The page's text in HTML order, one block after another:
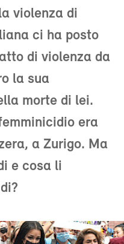
violenza di
ci ha posto
di violenza da
la sua
morte di lei.
era
a Zurigo. Ma
e cosa li